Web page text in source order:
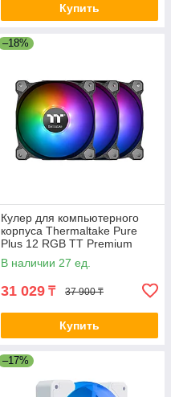
Купить
–18%
Кулер для компьютерного
корпуса Thermaltake Pure
Plus 12 RGB TT Premium
Edition (3-Fan Pack) 2-008548
В наличии 27 ед.
31 029 ₸ 37 900 ₸
Купить
–17%